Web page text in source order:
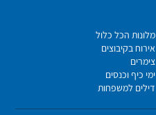
מלונות הכל כלול
אירוח בקיבוצים
צימרים
ימי כיף וכנסים
דילים למשפחות